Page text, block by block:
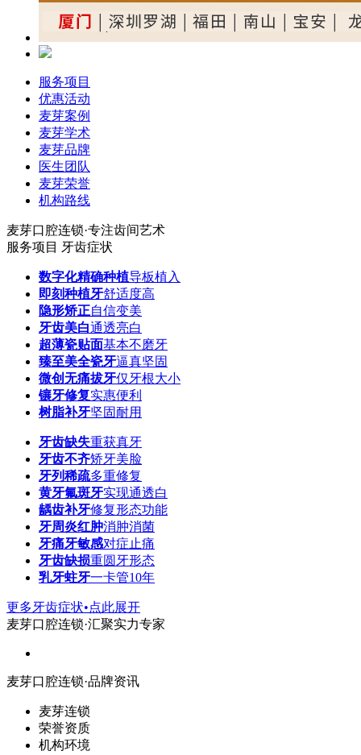
服务项目
优惠活动
麦芽案例
麦芽学术
麦芽品牌
医生团队
麦芽荣誉
机构路线
麦芽口腔连锁·专注齿间艺术
服务项目 牙齿症状
数字化精确种植导板植入
即刻种植牙舒适度高
隐形矫正自信变美
牙齿美白通透亮白
超薄瓷贴面基本不磨牙
臻至美全瓷牙逼真坚固
微创无痛拔牙仅牙根大小
镶牙修复实惠便利
树脂补牙坚固耐用
牙齿缺失重获真牙
牙齿不齐矫牙美脸
牙列稀疏多重修复
黄牙氟斑牙实现通透白
龋齿补牙修复形态功能
牙周炎红肿消肿消菌
牙痛牙敏感对症止痛
牙齿缺损重圆牙形态
乳牙蛀牙一卡管10年
更多牙齿症状•点此展开
麦芽口腔连锁·汇聚实力专家
麦芽口腔连锁·品牌资讯
麦芽连锁
荣誉资质
机构环境